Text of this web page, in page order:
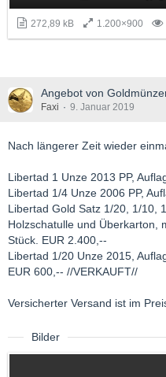
272,89 kB 1.200×900
Angebot von
Faxi 9. Januar 2019
Nach längerer Zeit wieder
Libertad 1 Unze 2013 PP,
Libertad 1/4 Unze 2006 PP,
Libertad Gold Satz 1/20, 1/10,
Holzschatulle und Überkarton,
Stück. EUR 2.400,--
Libertad 1/20 Unze 2015,
EUR 600,-- //VERKAUFT//
Versicherter Versand ist im
Bilder